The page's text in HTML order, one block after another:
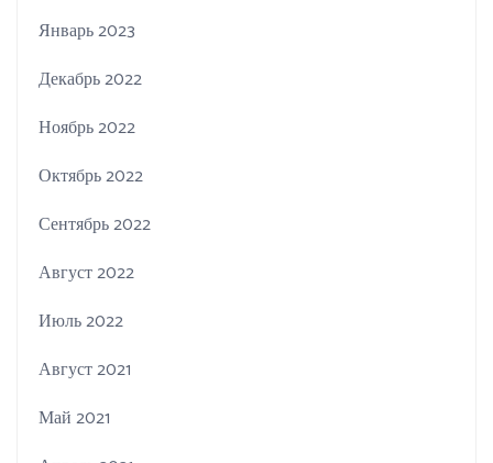
Январь 2023
Декабрь 2022
Ноябрь 2022
Октябрь 2022
Сентябрь 2022
Август 2022
Июль 2022
Август 2021
Май 2021